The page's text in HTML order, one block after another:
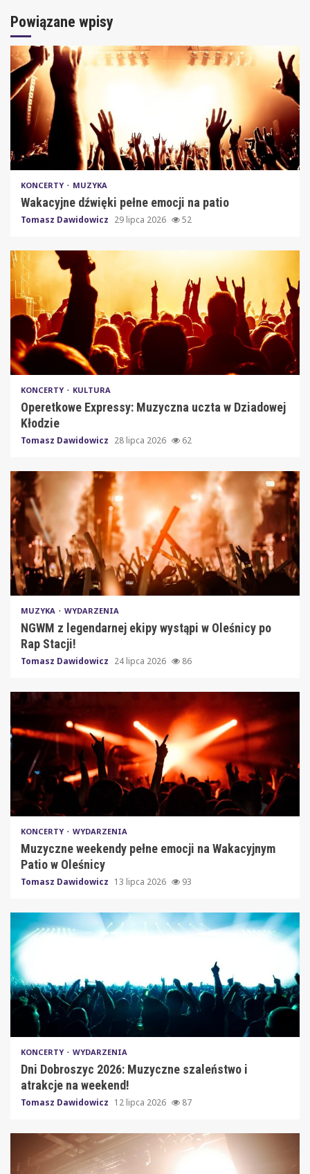
Powiązane wpisy
KONCERTY MUZYKA
Wakacyjne dźwięki pełne emocji na patio
Tomasz Dawidowicz 29 lipca 2026 52
KONCERTY KULTURA
Operetkowe Expressy: Muzyczna uczta w Dziadowej
Kłodzie
Tomasz Dawidowicz 28 lipca 2026 62
MUZYKA WYDARZENIA
NGWM z legendarnej ekipy wystąpi w Oleśnicy po
Rap Stacji!
Tomasz Dawidowicz 24 lipca 2026 86
KONCERTY WYDARZENIA
Muzyczne weekendy pełne emocji na Wakacyjnym
Patio w Oleśnicy
Tomasz Dawidowicz 13 lipca 2026 93
KONCERTY WYDARZENIA
Dni Dobroszyc 2026: Muzyczne szaleństwo i
atrakcje na weekend!
Tomasz Dawidowicz 12 lipca 2026 87